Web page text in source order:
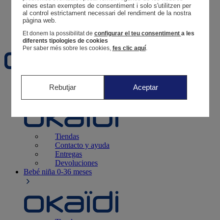
Tus pedidos
Cesta
Favoritos
Recién nacido0-12 meses
Tiendas
Contacto y ayuda
Entregas
Devoluciones
Bebé niña 0-36 meses
eines estan exemptes de consentiment i solo s'utilitzen per
al control estrictament necessari del rendiment de la nostra
pàgina web.
Et donem la possibilitat de configurar el teu consentiment a les
diferents tipologies de cookies
Per saber més sobre les cookies, fes clic aquí.
Rebutjar Aceptar